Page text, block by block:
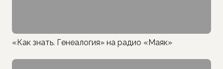
«Как знать. Генеалогия» на радио «Маяк»